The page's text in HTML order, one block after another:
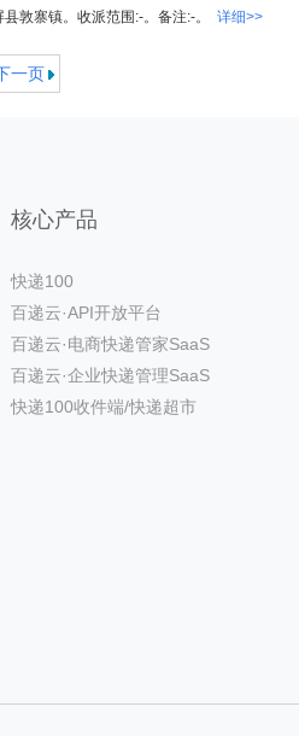
敦寨镇。收派范围:-。备注:-。 详细>>
一页
核心产品
快递100
百递云·API开放平台
百递云·电商快递管家SaaS
百递云·企业快递管理SaaS
快递100收件端/快递超市